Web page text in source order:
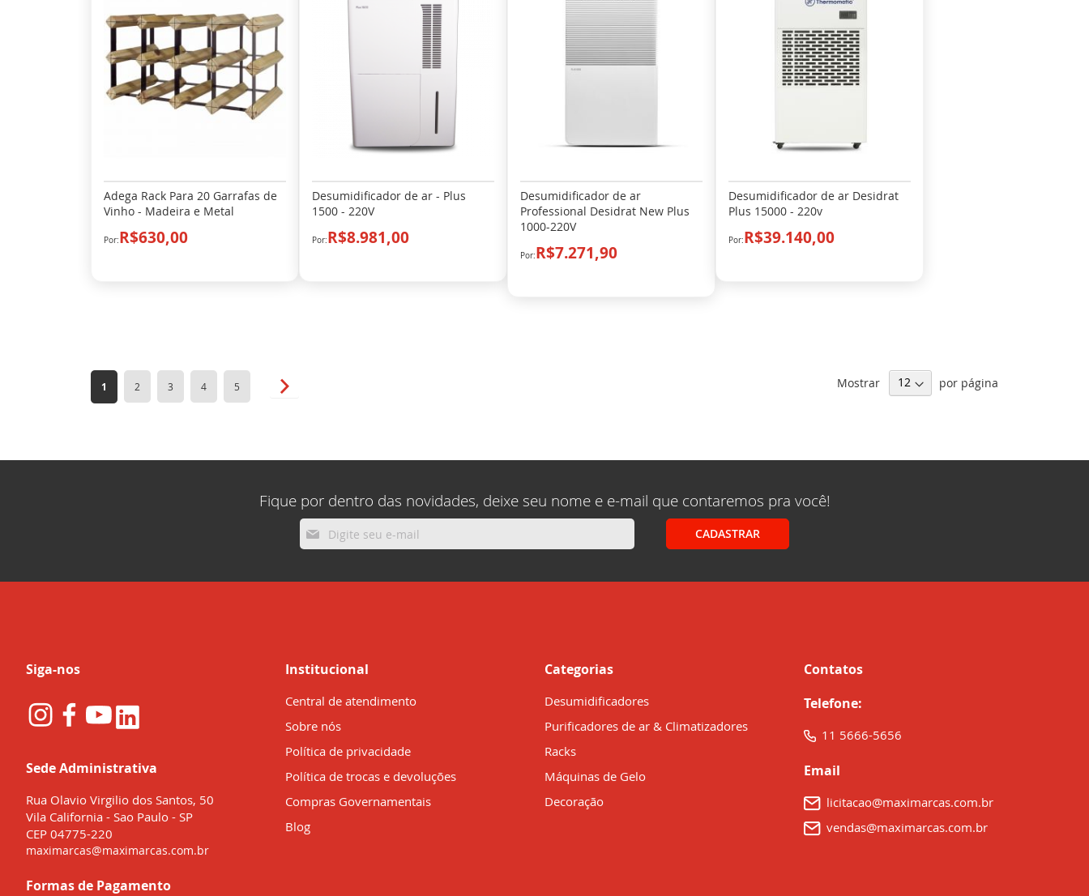
Adega Rack Para 20 Garrafas de
Vinho - Madeira e Metal
R$630,00
Desumidificador de ar - Plus
1500 - 220V
R$8.981,00
Desumidificador de ar
Professional Desidrat New Plus
1000-220V
R$7.271,90
Desumidificador de ar Desidrat
Plus 15000 - 220v
R$39.140,00
Página
Você esta lendo a pagina
1 Página
2 Página
3 Página
4 Página
5 Mostrar por página
Fique por dentro das novidades, deixe seu nome e e-mail que contaremos pra você!
Inscreva-
se
CADASTRAR
Siga-nos
Sede Administrativa
Rua Olavio Virgilio dos Santos, 50
Vila California - Sao Paulo - SP
CEP 04775-220
maximarcas@maximarcas.com.br
Institucional
Central de atendimento
Sobre nós
Política de privacidade
Política de trocas e devoluções
Compras Governamentais
Blog
Categorias
Desumidificadores
Purificadores de ar & Climatizadores
Racks
Máquinas de Gelo
Decoração
Contatos
Telefone:
11 5666-5656
Email
licitacao@maximarcas.com.br
vendas@maximarcas.com.br
Formas de Pagamento